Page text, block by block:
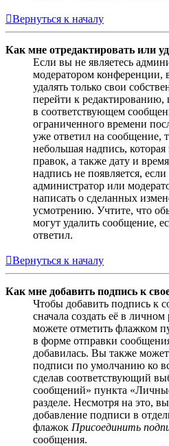
Вернуться к началу
Как мне отредактировать или
Если вы не являетесь
модератором конференции,
удалять только свои
перейти к
в соответствующем
ограниченного времени
уже ответил на сообщение,
небольшая надпись,
правок, а также дату и
надпись не появляется,
администратор или
написать о сделанных
усмотрению. Учтите, что
могут удалить сообщение,
ответил.
Вернуться к началу
Как мне добавить подпись к
Чтобы добавить подпись к
сначала создать её в
можете отметить флажком
в форме отправки
добавилась. Вы также
подписи по умолчанию ко
сделав соответствующий
сообщений» пункта
разделе. Несмотря на это,
добавление подписи в
флажок Присоединить
сообщения.